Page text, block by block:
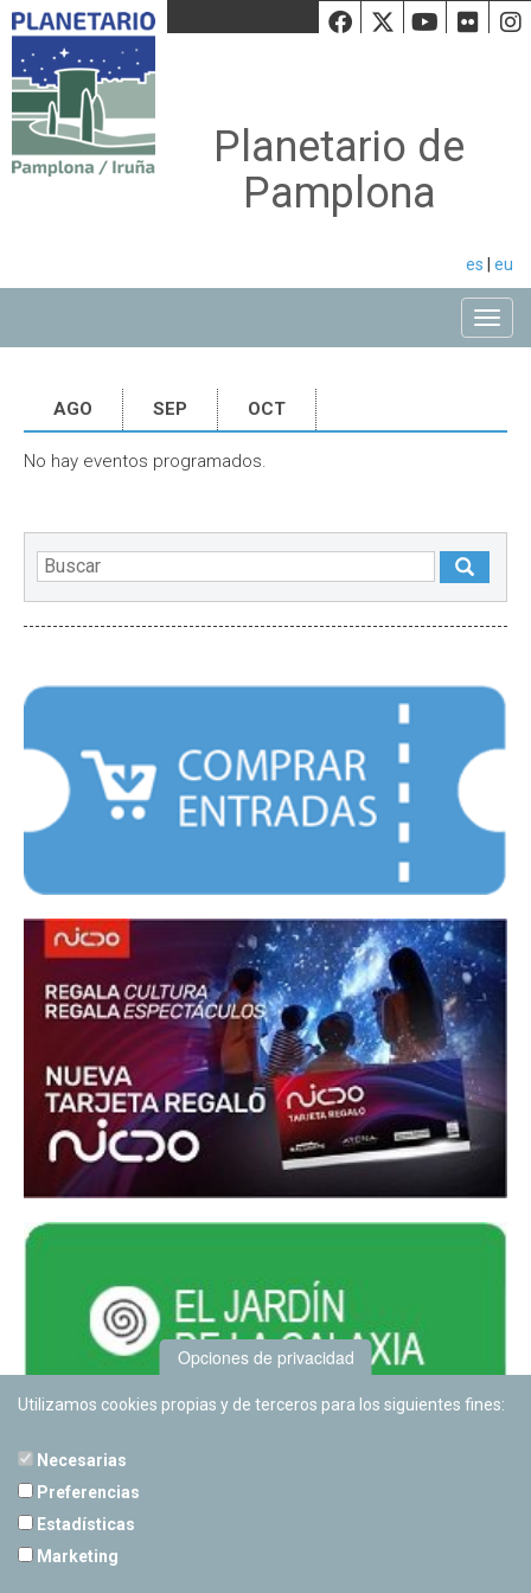
Facebook
Twiiter
Planetario de
Pamplona
es eu
AGO SEP OCT
No hay eventos programados.
Opciones de privacidad
Utilizamos cookies propias y de terceros para los siguientes fines:
Necesarias
Preferencias
Estadísticas
Marketing